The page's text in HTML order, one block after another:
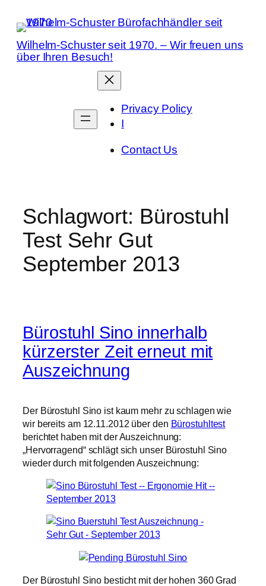
Inhalt
springen
Wilhelm-Schuster seit 1970. – Wir freuen uns
über Ihren Besuch!
Privacy Policy
I
Contact Us
Schlagwort: Bürostuhl
Test Sehr Gut
September 2013
Bürostuhl Sino innerhalb
kürzerster Zeit erneut mit
Auszeichnung
Der Bürostuhl Sino ist kaum mehr zu schlagen wie
wir bereits am 12.11.2012 über den Bürostuhltest
berichtet haben mit der Auszeichnung:
„Hervorragend“ schlägt sich unser Bürostuhl Sino
wieder durch mit folgenden Auszeichnung:
Der Bürostuhl Sino besticht mit der hohen 360 Grad